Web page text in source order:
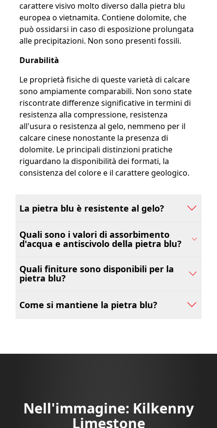
carattere visivo molto diverso dalla pietra blu
europea o vietnamita. Contiene dolomite, che
può ossidarsi in caso di esposizione prolungata
alle precipitazioni. Non sono presenti fossili.
Durabilità
Le proprietà fisiche di queste varietà di calcare
sono ampiamente comparabili. Non sono state
riscontrate differenze significative in termini di
resistenza alla compressione, resistenza
all'usura o resistenza al gelo, nemmeno per il
calcare cinese nonostante la presenza di
dolomite. Le principali distinzioni pratiche
riguardano la disponibilità dei formati, la
consistenza del colore e il carattere geologico.
La pietra blu è resistente al gelo?
Quali sono i valori di assorbimento
d'acqua e antiscivolo della pietra blu?
Quali finiture sono disponibili per la
pietra blu?
Come si mantiene la pietra blu?
Nell'immagine: Kilkenny
Limestone